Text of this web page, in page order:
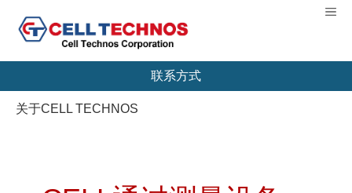
联系方式
【扭矩测量机制造商】CELL TECHNOS股份有
限公司
关于CELL TECHNOS